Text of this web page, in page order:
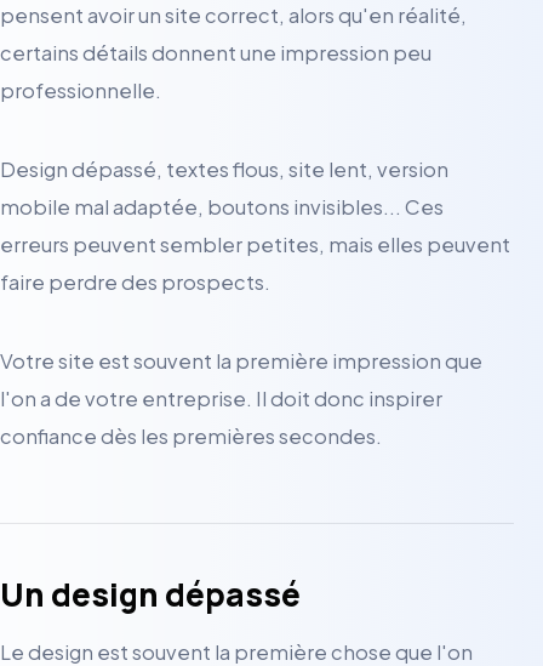
pensent avoir un site correct, alors qu'en réalité,
certains détails donnent une impression peu
professionnelle.
Design dépassé, textes flous, site lent, version
mobile mal adaptée, boutons invisibles... Ces
erreurs peuvent sembler petites, mais elles peuvent
faire perdre des prospects.
Votre site est souvent la première impression que
l'on a de votre entreprise. Il doit donc inspirer
confiance dès les premières secondes.
Un design dépassé
Le design est souvent la première chose que l'on